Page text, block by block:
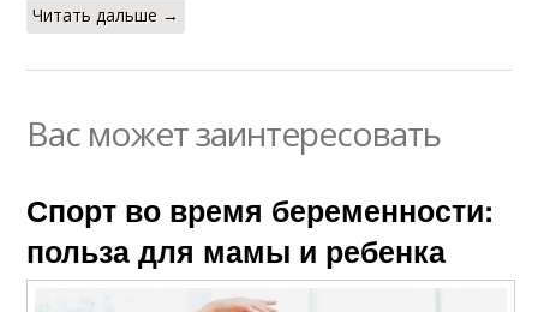
Читать дальше →
Вас может заинтересовать
Спорт во время беременности:
польза для мамы и ребенка